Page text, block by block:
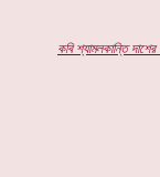
কবিশ্যামলকান্তি দাশের